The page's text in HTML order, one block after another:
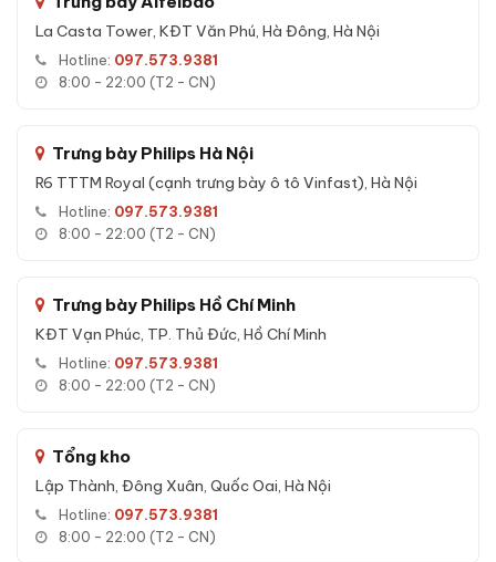
Tính năng Két sắt Liberty LB79S App Wifi
chính hãng
chính hãng mà bạn nên biết trước khi mua:
Chống cháy đa lớp:
Vật liệu bê-tông chịu nhiệt và sợi
cách nhiệt giúp tài sản, tài liệu nguyên vẹn khi xảy ra hoả
khoan, chống cắt, chống đục phá.
Khoá cơ chắc chắn: Kết cấu khoá bằng cơ học, không
phụ thuộc nguồn điện, độ bền cao, ít hỏng hóc theo thời
gian.
cấp, không phải chìa rập khuôn phổ thông.
Bản lề ẩn chống cạy:Thiết kế bản lề chìm trong cánh,
Vỏ thép dày dặn: Thép tấm cao cấp kết hợp bê-tông
La Casta Tower, KĐT Văn Phú, Hà Đông, Hà Nội
Hotline: 097.573.9381
8:00 - 22:00 (T2 - CN)
Trưng bày Philips Hà Nội
R6 TTTM Royal (cạnh trưng bày ô tô Vinfast), Hà Nội
Hotline: 097.573.9381
8:00 - 22:00 (T2 - CN)
Trưng bày Philips Hồ Chí Minh
KĐT Vạn Phúc, TP. Thủ Đức, Hồ Chí Minh
Hotline: 097.573.9381
8:00 - 22:00 (T2 - CN)
Tổng kho
Lập Thành, Đông Xuân, Quốc Oai, Hà Nội
Hotline: 097.573.9381
8:00 - 22:00 (T2 - CN)